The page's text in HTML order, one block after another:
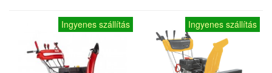
Ingyenes szállítás Ingyenes szállítás